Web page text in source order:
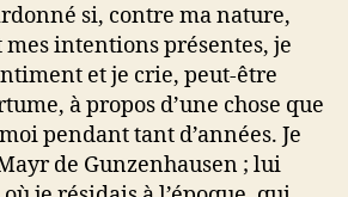
si, contre ma nature,
intentions présentes, je
et je crie, peut-être
à propos d’une chose que
pendant tant d’années. Je
de Gunzenhausen ; lui